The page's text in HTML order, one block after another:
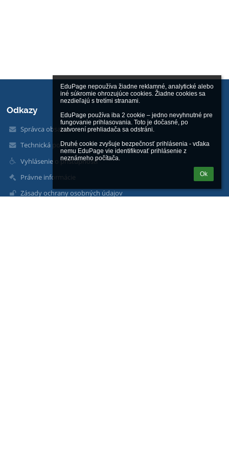
EduPage nepoužíva žiadne reklamné, analytické alebo
iné súkromie ohrozujúce cookies. Žiadne cookies sa
nezdieľajú s tretími stranami.
EduPage používa iba 2 cookie – jedno nevyhnutné pre
fungovanie prihlasovania. Toto je dočasné, po
zatvorení prehliadača sa odstráni.
Druhé cookie zvyšuje bezpečnosť prihlásenia - vďaka
nemu EduPage vie identifikovať prihlásenie z
neznámeho počítača.
Ok
Odkazy
Správca obsahu
Technická podpora
Vyhlásenie o prístupnosti
Právne informácie
Zásady ochrany osobných údajov